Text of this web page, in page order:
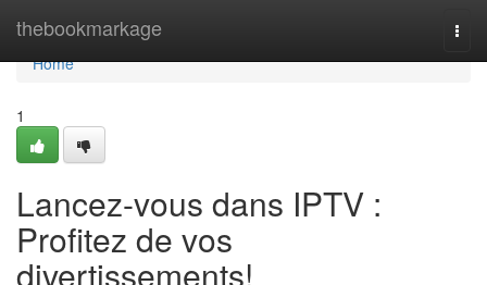
thebookmarkage
Home
Home
1
Lancez-vous dans IPTV :
Profitez de vos
divertissements!